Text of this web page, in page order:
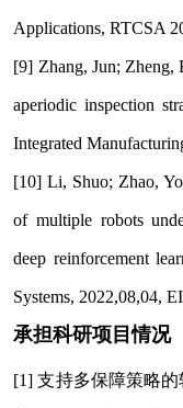
Applications, RTCSA
[9] Zhang, Jun;
aperiodic inspection
Integrated
[10] Li, Shuo; Zhao,
of multiple robots
deep reinforcement
Systems, 2022,08,04,
承担科研项目情况
[1]支持多保障策略